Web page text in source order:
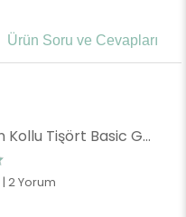
Ürün Soru ve Cevapları
Kız Bebek Uzun Kollu Tişört Basic Gülkurusu (1 Yaş)
| 2 Yorum